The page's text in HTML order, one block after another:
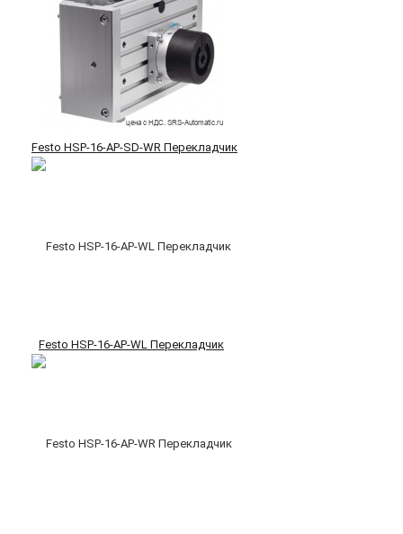
Festo HSP-16-AP-SD-WR Перекладчик
Festo HSP-16-AP-WL Перекладчик